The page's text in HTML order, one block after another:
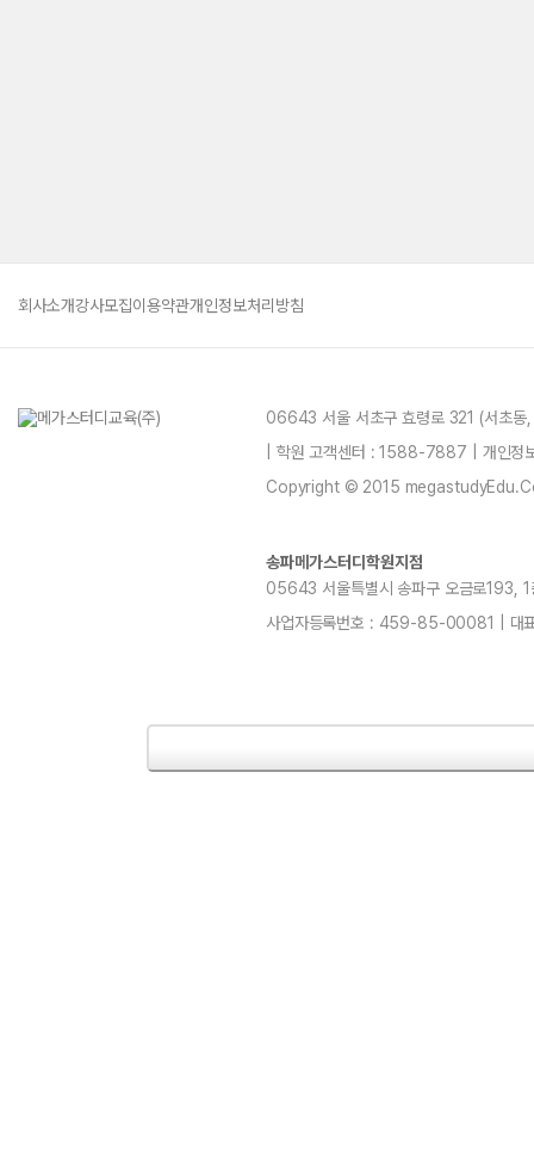
회사소개강사모집이용약관개인정보처리방침
06643 서울 서초구 효령로 321 (서초
| 학원 고객센터 : 1588-7887 | 개인
Copyright © 2015
송파메가스터디학원지점
05643 서울특별시 송파구 오금로
사업자등록번호 : 459-85-00081 | 대